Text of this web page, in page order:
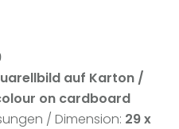
auf Karton /
on cardboard
/ Dimension: 29 x